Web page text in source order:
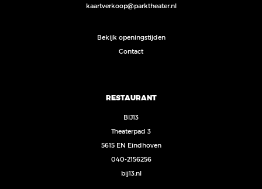
kaartverkoop@parktheater.nl
Bekijk openingstijden
Contact
RESTAURANT
BIJ13
Theaterpad 3
5615 EN Eindhoven
040-2156256
bij13.nl